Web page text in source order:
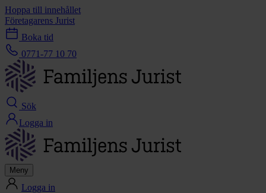
Hoppa till innehållet
Företagarens Jurist
Boka tid
0771-77 10 70
Sök
Logga in
Meny
Logga in